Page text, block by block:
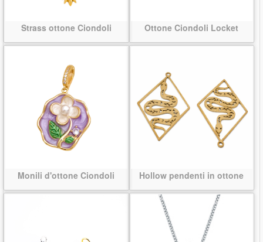
Strass ottone Ciondoli Ottone Ciondoli Locket
Monili d'ottone Ciondoli Hollow pendenti in ottone